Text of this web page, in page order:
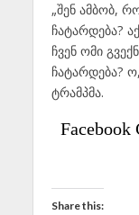
„შენ ამბობ,
ჩატარდება?
ჩვენ ომი
ჩატარდება?
ტრამპმა.
Facebook
Share this: